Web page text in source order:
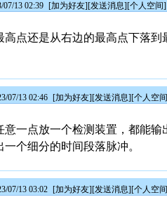
13 02:39 [加为好友][发送消息][个人空间]
高点还是从右边的最高点下落
07/13 02:46 [加为好友][发送消息][个人空
意一点放一个检测装置，都能
个细分的时间段落脉冲。
07/13 03:02 [加为好友][发送消息][个人空